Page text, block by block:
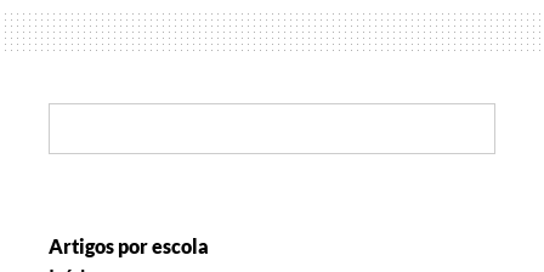
importância
da
Artigos por escola